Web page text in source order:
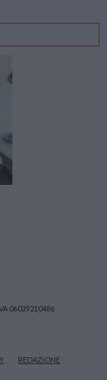
06039210486
REDAZIONE